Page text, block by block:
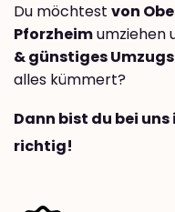
Du möchtest von
Pforzheimumziehen
& günstiges
alles kümmert?
Dann bist du bei
richtig!